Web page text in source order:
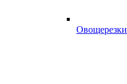
Овощерезки